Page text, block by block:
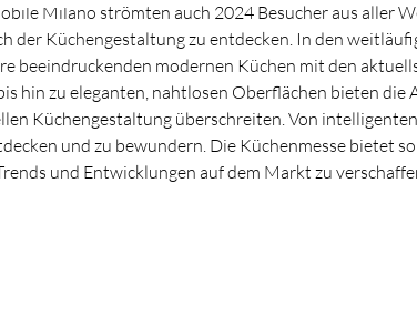
Milano strömten auch 2024 Besucher aus aller
der Küchengestaltung zu entdecken. In den
beeindruckenden modernen Küchen mit den
hin zu eleganten, nahtlosen Oberflächen bieten die
Küchengestaltung überschreiten. Von
und zu bewundern. Die Küchenmesse bietet
und Entwicklungen auf dem Markt zu